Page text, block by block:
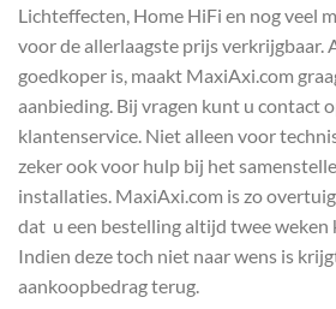
Lichteffecten, Home HiFi en nog veel
voor de allerlaagste prijs verkrijgbaar.
goedkoper is, maakt MaxiAxi.com
aanbieding. Bij vragen kunt u contact
klantenservice. Niet alleen voor
zeker ook voor hulp bij het
installaties. MaxiAxi.com is zo
dat u een bestelling altijd twee
Indien deze toch niet naar wens is
aankoopbedrag terug.